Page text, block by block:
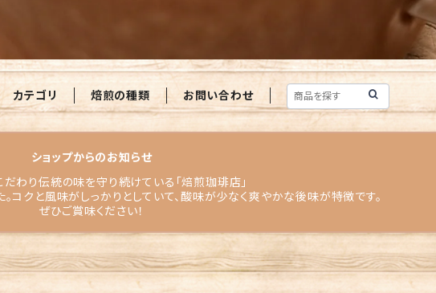
カテゴリ 焙煎の種類 お問い合わせ
ショップからのお知らせ
わり伝統の味を守り続けている「焙煎珈琲店」
コクと風味がしっかりとしていて、酸味が少なく爽やかな後味が特徴です。
ぜひご賞味ください！